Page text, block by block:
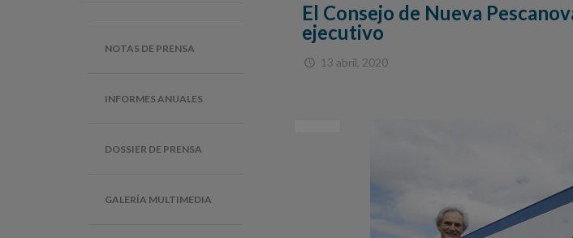
El Consejo de Nueva
ejecutivo
13 abril, 2020
NOTAS DE PRENSA
INFORMES ANUALES
DOSSIER DE PRENSA
GALERÍA MULTIMEDIA